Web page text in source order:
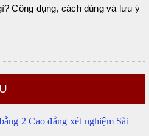
Công dụng, cách dùng và lưu ý